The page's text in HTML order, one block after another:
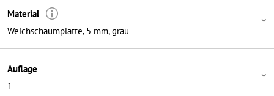
Material
Weichschaumplatte, 5 mm, grau
Auflage
1